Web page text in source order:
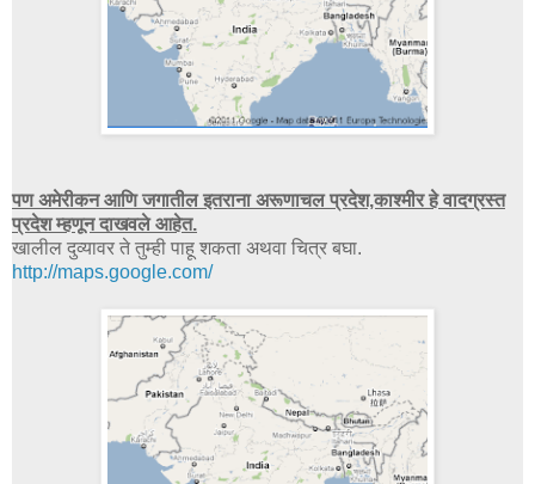
पण अमेरीकन आणि जगातील इतराना अरूणाचल प्रदेश,काश्मीर हे वादग्रस्त
प्रदेश म्हणून दाखवले आहेत.
खालील दुव्यावर ते तुम्ही पाहू शकता अथवा चित्र बघा.
http://maps.google.com/